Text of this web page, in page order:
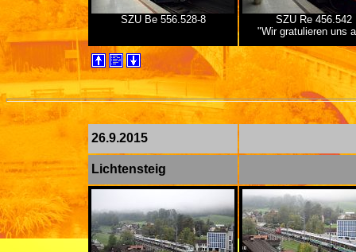
SZU Be 556.528-8
SZU Re 456.542
"Wir gratulieren uns
26.9.2015
Lichtensteig